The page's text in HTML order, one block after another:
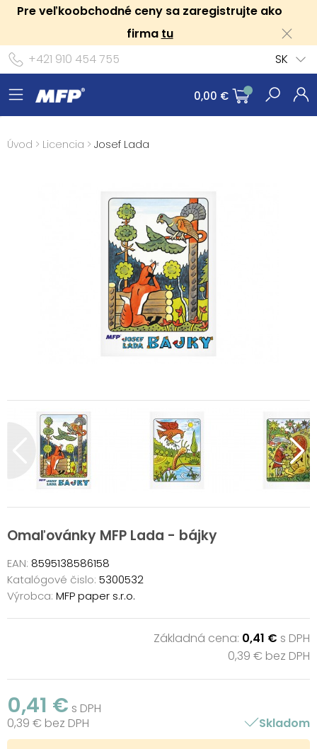
Pre veľkoobchodné ceny sa zaregistrujte ako
firma tu
+421 910 454 755
SK
0,00 €
Úvod > Licencia > Josef Lada
Omaľovánky MFP Lada - bájky
EAN: 8595138586158
Katalógové čislo: 5300532
Výrobca: MFP paper s.r.o.
Základná cena: 0,41 € s DPH
0,39 € bez DPH
0,41 € s DPH
0,39 € bez DPH
Skladom